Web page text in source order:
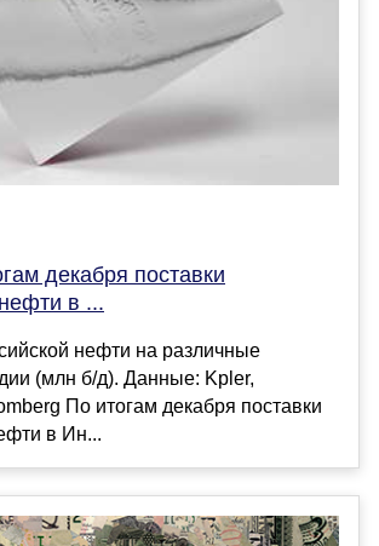
декабря поставки
в ...
нефти на различные
(млн б/д). Данные: Kpler,
По итогам декабря поставки
в Ин...